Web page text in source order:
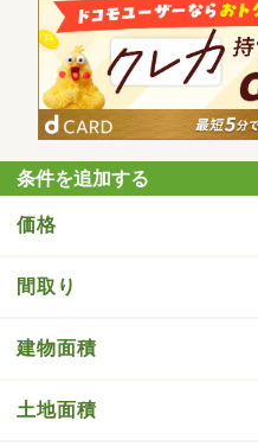
条件を追加する
価格
間取り
建物面積
土地面積